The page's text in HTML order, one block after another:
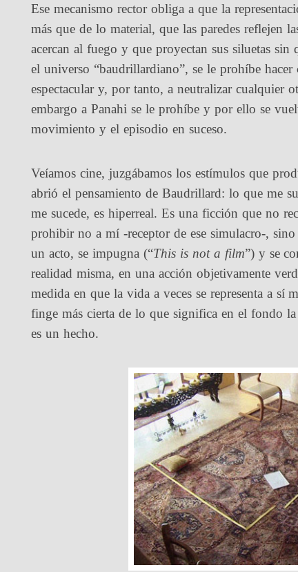
Ese mecanismo rector obliga a que la
más que de lo material, que las paredes reflejen
acercan al fuego y que proyectan sus siluetas sin
el universo “baudrillardiano”, se le prohíbe
espectacular y, por tanto, a neutralizar cualquier
embargo a Panahi se le prohíbe y por ello se
movimiento y el episodio en suceso.
Veíamos cine, juzgábamos los estímulos que
abrió el pensamiento de Baudrillard: lo que me
me sucede, es hiperreal. Es una ficción que no
prohibir no a mí -receptor de ese simulacro-,
un acto, se impugna (“This is not a film”) y se
realidad misma, en una acción objetivamente
medida en que la vida a veces se representa a sí
finge más cierta de lo que significa en el fondo
es un hecho.